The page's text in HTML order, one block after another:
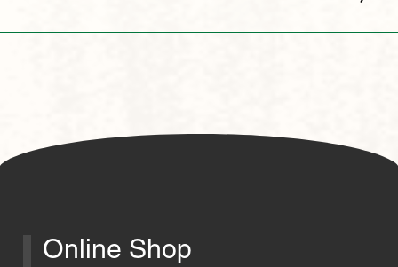
Online Shop